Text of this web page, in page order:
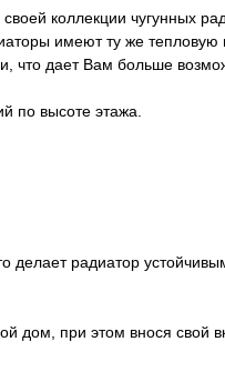
коллекции чугунных
имеют ту же
что дает Вам больше
по высоте этажа.
делает радиатор
дом, при этом внося свой